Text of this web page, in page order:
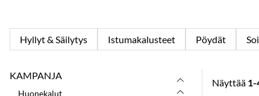
Hyllyt & Säilytys Istumakalusteet Pöydät
KAMPANJA
Huonekalut
Näyttää 1-